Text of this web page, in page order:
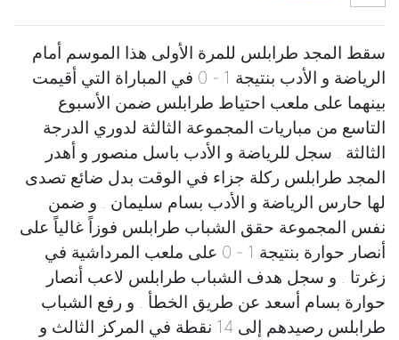
سقط المجد طرابلس للمرة الأولى هذا الموسم أمام
الرياضة و الأدب بنتيجة 1 - 0 في المباراة التي أقيمت
بينهما على ملعب احتياط طرابلس ضمن الأسبوع
التاسع من مباريات المجموعة الثالثة لدوري الدرجة
الثالثة . سجل للرياضة و الأدب باسل منصور و أهدر
المجد طرابلس ركلة جزاء في الوقت بدل ضائع تصدى
لها حارس الرياضة و الأدب بسام سليمان . و ضمن
نفس المجموعة حقق الشباب طرابلس فوزاً غالياً على
أنصار حوارة بنتيجة 1 - 0 على ملعب المرداشية في
زغرتا . و سجل هدف الشباب طرابلس لاعب أنصار
حوارة بسام أسعد عن طريق الخطأ . و رفع الشباب
طرابلس رصيدهم إلى 14 نقطة في المركز الثالث و